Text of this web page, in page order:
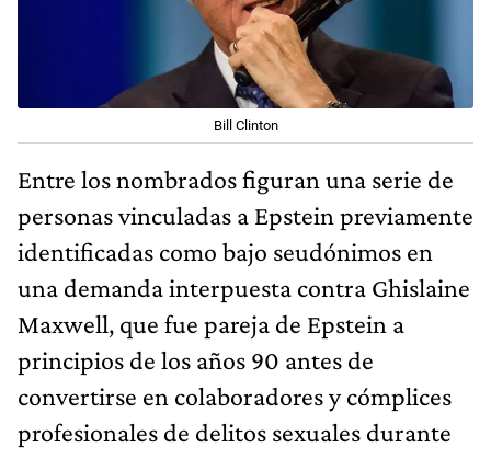
Bill Clinton
Entre los nombrados figuran una serie de
personas vinculadas a Epstein previamente
identificadas como bajo seudónimos en
una demanda interpuesta contra Ghislaine
Maxwell, que fue pareja de Epstein a
principios de los años 90 antes de
convertirse en colaboradores y cómplices
profesionales de delitos sexuales durante